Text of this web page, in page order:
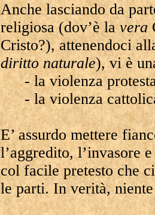
Anche lasciando da
religiosa (dov’è lavera
Cristo?), attenendoci
diritto naturale), vi è
- la violenza
- la violenza
E’ assurdo mettere
l’aggredito, l’invasore
col facile pretesto che
le parti. In verità,